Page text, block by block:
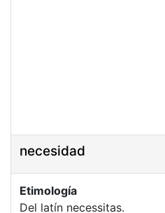
necesidad
Etimología
Del latín necessitas.